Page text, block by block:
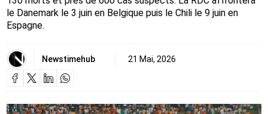
le Danemark le 3 juin en Belgique puis le Chili le 9 juin en
Espagne.
Newstimehub 21 Mai, 2026